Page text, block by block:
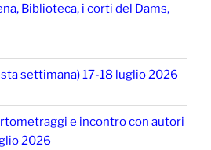
Biblioteca, i corti del Dams,
settimana) 17-18 luglio 2026
e incontro con autori
2026